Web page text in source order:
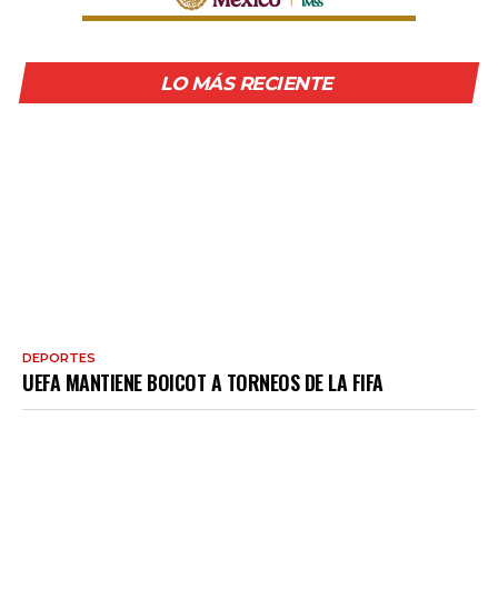
LO MÁS RECIENTE
DEPORTES
UEFA MANTIENE BOICOT A TORNEOS DE LA FIFA